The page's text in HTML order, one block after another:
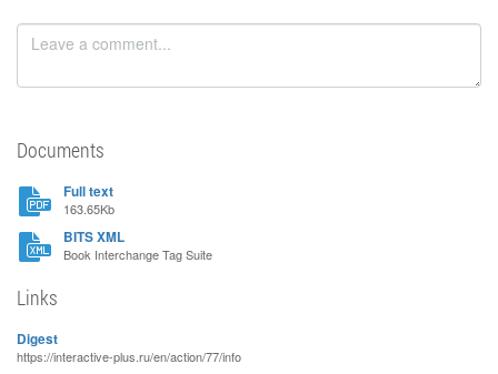
Documents
Full text
163.65Kb
BITS XML
Book Interchange Tag Suite
Links
Digest
https://interactive-plus.ru/en/action/77/info